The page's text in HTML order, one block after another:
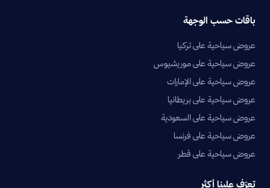
باقات حسب الوجهة
عروض سياحية على تركيا
عروض سياحية على موريشيوس
عروض سياحية على الإمارات
عروض سياحية على بريطانيا
عروض سياحية على السعودية
عروض سياحية على فرنسا
عروض سياحية على قطر
تعرّف علينا أكثر